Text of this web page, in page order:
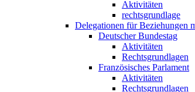
Aktivitäten
rechtsgrundlage
Delegationen für Beziehungen
Deutscher Bundestag
Aktivitäten
Rechtsgrundlagen
Französisches Parlament
Aktivitäten
Rechtsgrundlagen